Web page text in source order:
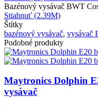
Bazénový vysávač BWT
Stiahnuť (2.39M)
Štítky
bazénový vysávač, vysávač
Podobné produkty
Maytronics Dolphin
vysávač